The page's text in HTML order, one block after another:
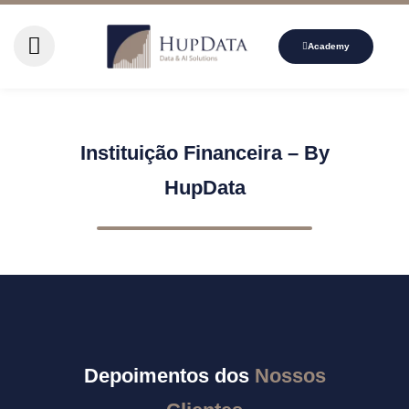
Academy
Instituição Financeira – By
HupData
Depoimentos dos Nossos